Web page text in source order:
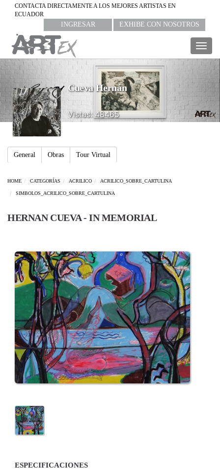
CONTACTA DIRECTAMENTE A LOS MEJORES ARTISTAS EN
ECUADOR
INGRESAR EXHIBE CON NOSOTROS
Cueva Hernán
Vistas: 48465
General Obras Tour Virtual
HOME CATEGORÍAS ACRILICO ACRILICO_SOBRE_CARTULINA
SIMBOLOS_ACRILICO_SOBRE_CARTULINA
HERNAN CUEVA - IN MEMORIAL
ESPECIFICACIONES